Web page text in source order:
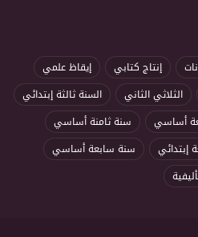
إنتاج كتابي
إيقاظ علمي
الثلاثي الثاني
السنة ثالثة إبتدائي
أساسي
سنة ثامنة أساسي
إبتدائي
سنة سابعة أساسي